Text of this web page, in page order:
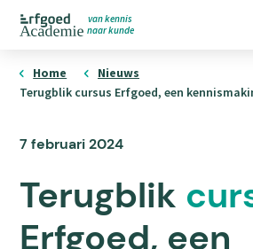
Overslaan
naar
de
gaan
homepage
van kennis
naar kunde
Home
Nieuws
Terugblik cursus Erfgoed, een
Terugblik
Erfgoed, een
Publicatiedatum
7 februari 2024